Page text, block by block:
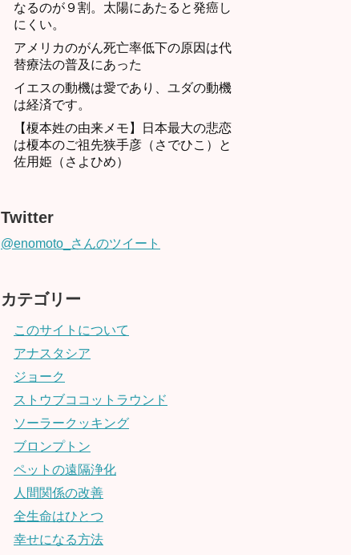
なるのが９割。太陽にあたると発癌し
にくい。
アメリカのがん死亡率低下の原因は代
替療法の普及にあった
イエスの動機は愛であり、ユダの動機
は経済です。
【榎本姓の由来メモ】日本最大の悲恋
は榎本のご祖先狭手彦（さでひこ）と
佐用姫（さよひめ）
Twitter
@enomoto_さんのツイート
カテゴリー
このサイトについて
アナスタシア
ジョーク
ストウブココットラウンド
ソーラークッキング
ブロンプトン
ペットの遠隔浄化
人間関係の改善
全生命はひとつ
幸せになる方法